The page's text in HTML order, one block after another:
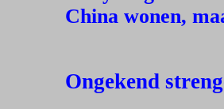
China wonen,
Ongekend